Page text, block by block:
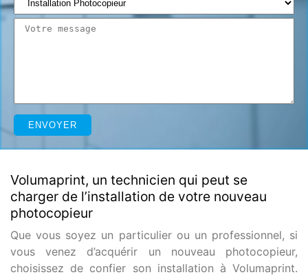
Volumaprint, un technicien qui peut se
charger de l’installation de votre nouveau
photocopieur
Que vous soyez un particulier ou un professionnel, si
vous venez d’acquérir un nouveau photocopieur,
choisissez de confier son installation à Volumaprint.